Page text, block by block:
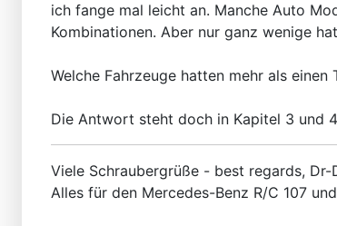
ich fange mal leicht an. Manche Auto
Kombinationen. Aber nur ganz wenige
Welche Fahrzeuge hatten mehr als
Die Antwort steht doch in Kapitel 3 und
Viele Schraubergrüße - best regards, Dr-
Alles für den Mercedes-Benz R/C 107